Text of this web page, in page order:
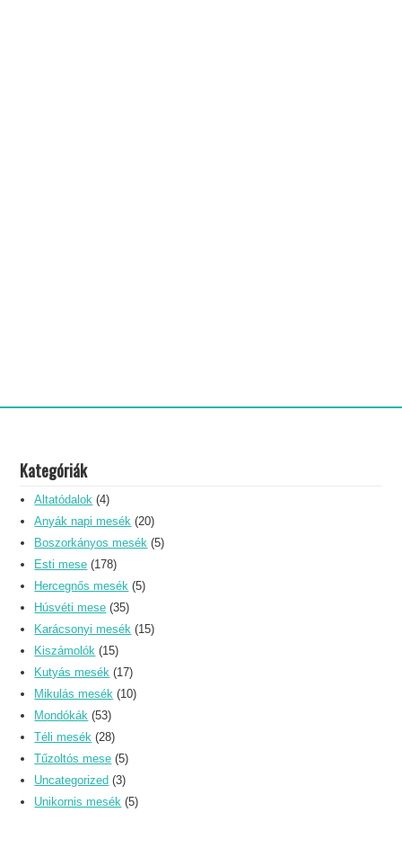
Kategóriák
Altatódalok (4)
Anyák napi mesék (20)
Boszorkányos mesék (5)
Esti mese (178)
Hercegnős mesék (5)
Húsvéti mese (35)
Karácsonyi mesék (15)
Kiszámolók (15)
Kutyás mesék (17)
Mikulás mesék (10)
Mondókák (53)
Téli mesék (28)
Tűzoltós mese (5)
Uncategorized (3)
Unikornis mesék (5)